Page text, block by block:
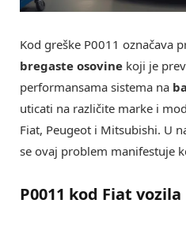
Kod greške P0011 označava
bregaste osovine koji je
performansama sistema na
uticati na različite marke i
Fiat, Peugeot i Mitsubishi. U
se ovaj problem manifestuje
P0011 kod Fiat vozila